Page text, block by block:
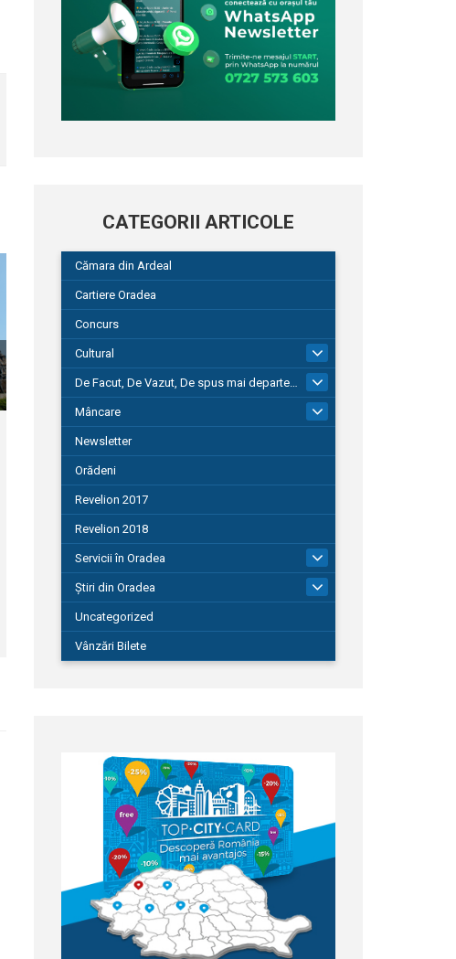
CATEGORII ARTICOLE
Cămara din Ardeal
Cartiere Oradea
Concurs
Cultural
De Facut, De Vazut, De spus mai departe…
580
Mâncare
Newsletter
Orădeni
Revelion 2017
Revelion 2018
Servicii în Oradea
104
Știri din Oradea
1.127
Uncategorized
Vânzări Bilete